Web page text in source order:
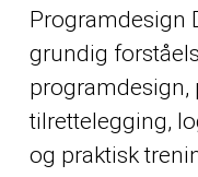
Programdesign
grundig
programdesign,
tilrettelegging,
og praktisk